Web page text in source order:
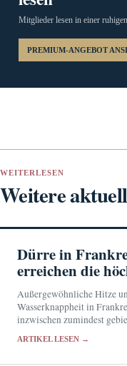
Mitglieder lesen in einer
PREMIUM-ANGEBOT
WEITERLESEN
Weitere
Dürre in
erreichen die
Außergewöhnliche Hitze
Wasserknappheit in
inzwischen zumindest
ARTIKEL LESEN →